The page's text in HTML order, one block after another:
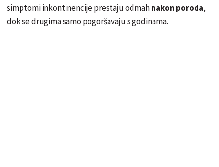
simptomi inkontinencije prestaju odmahnakon poroda,
dok se drugima samo pogoršavaju s godinama.